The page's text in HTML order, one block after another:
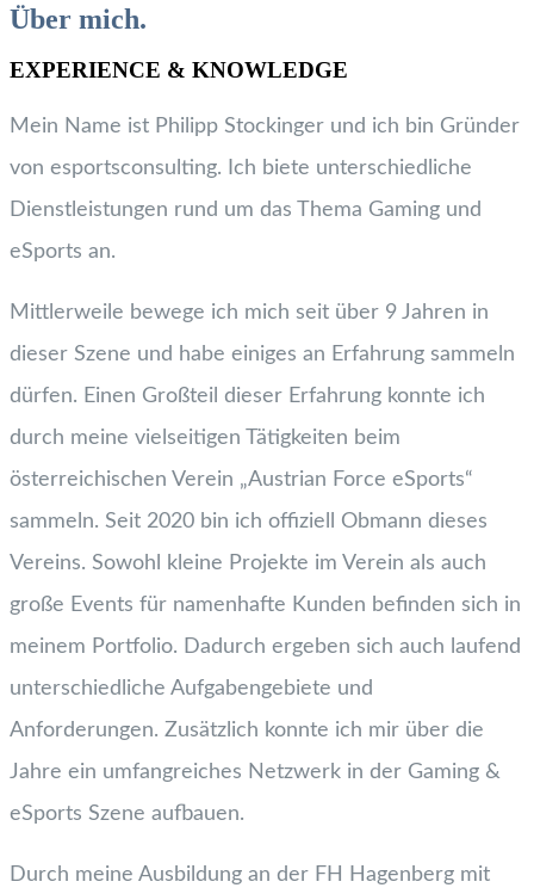
Über mich.
EXPERIENCE & KNOWLEDGE
Mein Name ist Philipp Stockinger und ich bin Gründer
von esportsconsulting. Ich biete unterschiedliche
Dienstleistungen rund um das Thema Gaming und
eSports an.
Mittlerweile bewege ich mich seit über 9 Jahren in
dieser Szene und habe einiges an Erfahrung sammeln
dürfen. Einen Großteil dieser Erfahrung konnte ich
durch meine vielseitigen Tätigkeiten beim
österreichischen Verein „Austrian Force eSports“
sammeln. Seit 2020 bin ich offiziell Obmann dieses
Vereins. Sowohl kleine Projekte im Verein als auch
große Events für namenhafte Kunden befinden sich in
meinem Portfolio. Dadurch ergeben sich auch laufend
unterschiedliche Aufgabengebiete und
Anforderungen. Zusätzlich konnte ich mir über die
Jahre ein umfangreiches Netzwerk in der Gaming &
eSports Szene aufbauen.
Durch meine Ausbildung an der FH Hagenberg mit